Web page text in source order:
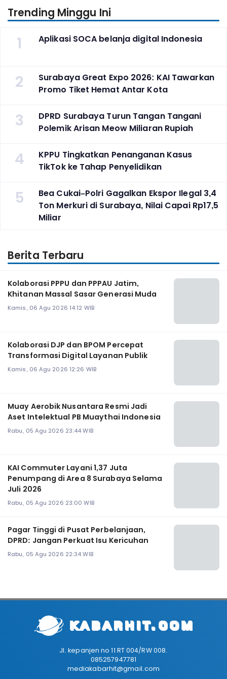
Trending Minggu Ini
1 Aplikasi SOCA belanja digital Indonesia
2
Surabaya Great Expo 2026: KAI Tawarkan
Promo Tiket Hemat Antar Kota
3
DPRD Surabaya Turun Tangan Tangani
Polemik Arisan Meow Miliaran Rupiah
4
KPPU Tingkatkan Penanganan Kasus
TikTok ke Tahap Penyelidikan
5
Bea Cukai–Polri Gagalkan Ekspor Ilegal 3,4
Ton Merkuri di Surabaya, Nilai Capai Rp17,5
Miliar
Berita Terbaru
Kolaborasi PPPU dan PPPAU Jatim,
Khitanan Massal Sasar Generasi Muda
Kamis, 06 Agu 2026 14:12 WIB
Kolaborasi DJP dan BPOM Percepat
Transformasi Digital Layanan Publik
Kamis, 06 Agu 2026 12:26 WIB
Muay Aerobik Nusantara Resmi Jadi
Aset Intelektual PB Muaythai Indonesia
Rabu, 05 Agu 2026 23:44 WIB
KAI Commuter Layani 1,37 Juta
Penumpang di Area 8 Surabaya Selama
Juli 2026
Rabu, 05 Agu 2026 23:00 WIB
Pagar Tinggi di Pusat Perbelanjaan,
DPRD: Jangan Perkuat Isu Kericuhan
Rabu, 05 Agu 2026 22:34 WIB
Jl. kepanjen no 11 RT 004/RW 008.
085257947781
mediakabarhit@gmail.com